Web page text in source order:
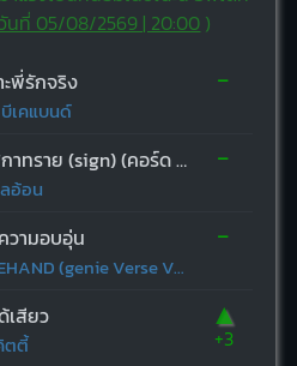
นที่ 05/08/2569 | 20:00 )
ะพี่รักจริง
เคแบนด์
-
นาฬิกาทราย (sign) (คอร์ด ง่ายๆ)
อ้อน
-
วามอบอุ่น
FREEHAND (genie Verse Vol.1)
-
เสียว
ตตี้
▲
+3